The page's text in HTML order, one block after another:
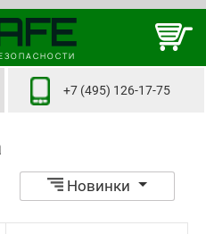
+7 (495) 126-17-75
Новинки